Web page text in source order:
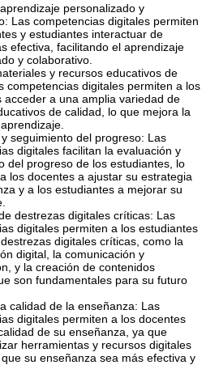
personalizado y
Las competencias digitales permiten
y estudiantes interactuar de
efectiva, facilitando el aprendizaje
y colaborativo.
y recursos educativos de
competencias digitales permiten a los
acceder a una amplia variedad de
de calidad, lo que mejora la
seguimiento del progreso: Las
digitales facilitan la evaluación y
del progreso de los estudiantes, lo
los docentes a ajustar su estrategia
y a los estudiantes a mejorar su
destrezas digitales críticas: Las
digitales permiten a los estudiantes
digitales críticas, como la
digital, la comunicación y
y la creación de contenidos
son fundamentales para su futuro
calidad de la enseñanza: Las
digitales permiten a los docentes
de su enseñanza, ya que
herramientas y recursos digitales
su enseñanza sea más efectiva y